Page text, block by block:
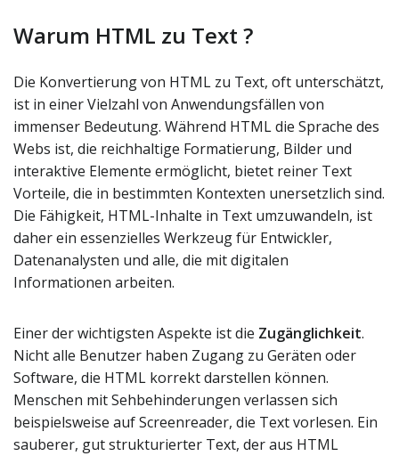
Warum HTML zu Text ?
Die Konvertierung von HTML zu Text, oft unterschätzt,
ist in einer Vielzahl von Anwendungsfällen von
immenser Bedeutung. Während HTML die Sprache des
Webs ist, die reichhaltige Formatierung, Bilder und
interaktive Elemente ermöglicht, bietet reiner Text
Vorteile, die in bestimmten Kontexten unersetzlich sind.
Die Fähigkeit, HTML-Inhalte in Text umzuwandeln, ist
daher ein essenzielles Werkzeug für Entwickler,
Datenanalysten und alle, die mit digitalen
Informationen arbeiten.
Einer der wichtigsten Aspekte ist die Zugänglichkeit.
Nicht alle Benutzer haben Zugang zu Geräten oder
Software, die HTML korrekt darstellen können.
Menschen mit Sehbehinderungen verlassen sich
beispielsweise auf Screenreader, die Text vorlesen. Ein
sauberer, gut strukturierter Text, der aus HTML